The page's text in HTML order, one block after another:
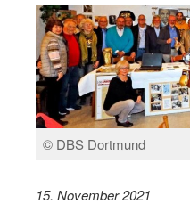
Wege zur Kooperation
Villa Froschloch
Log-in "Vereine"
Qualifizierung
Übersicht
© DBS Dortmund
15. November 2021